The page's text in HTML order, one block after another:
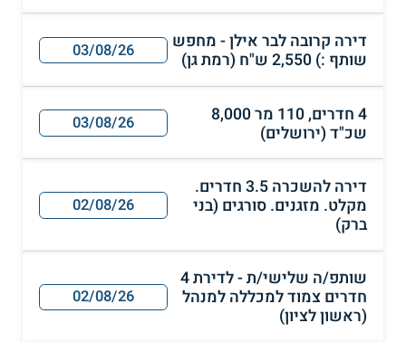
דירה קרובה לבר אילן - מחפש
שותף :) 2,550 ש"ח (רמת גן)
03/08/26
4 חדרים, 110 מר 8,000
שכ"ד (ירושלים)
03/08/26
דירה להשכרה 3.5 חדרים.
מקלט. מזגנים. סורגים (בני
ברק)
02/08/26
שותפ/ה שלישי/ת - לדירת 4
חדרים צמוד למכללה למנהל
(ראשון לציון)
02/08/26